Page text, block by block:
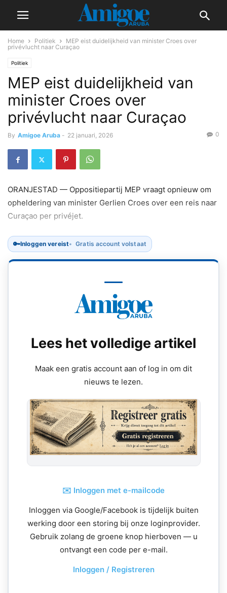
Home Politiek
MEP eist duidelijkheid van minister Croes over
privévlucht naar Curaçao
Politiek
MEP eist duidelijkheid van
minister Croes over
privévlucht naar Curaçao
By Amigoe Aruba - 22 januari, 2026 0
ORANJESTAD — Oppositiepartij MEP vraagt opnieuw om
opheldering van minister Gerlien Croes over een reis naar
Curaçao per privéjet.
🔑Inloggen vereist Gratis account volstaat
Lees het volledige artikel
Maak een gratis account aan of log in om dit
nieuws te lezen.
✉️ Inloggen met e-mailcode
Inloggen via Google/Facebook is tijdelijk buiten
werking door een storing bij onze loginprovider.
Gebruik zolang de groene knop hierboven — u
ontvangt een code per e-mail.
Inloggen / Registreren